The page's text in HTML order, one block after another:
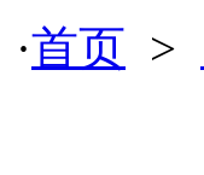
首页 >